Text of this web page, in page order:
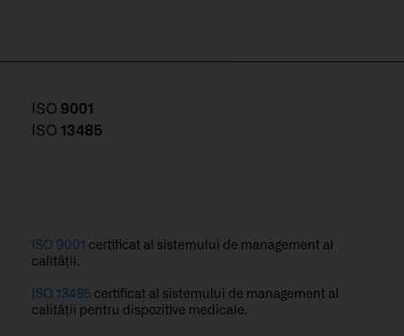
ISO 9001
ISO 13485
ISO 9001 certificat al sistemului de management al
calității.
ISO 13485 certificat al sistemului de management al
calității pentru dispozitive medicale.